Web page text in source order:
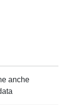
anche